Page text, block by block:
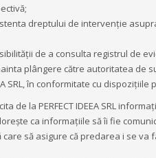
dreptului de intervenție
de a consulta registrul de
plângere către autoritatea
SRL, în conformitate cu dispozițiile
de la PERFECT IDEEA SRL
ca informațiile să îi fie
să asigure că predarea i se va